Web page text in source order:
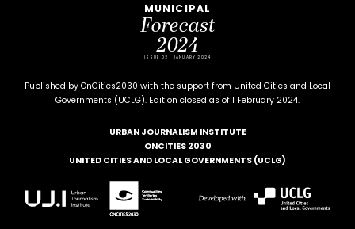
MUNICIPAL
Forecast
2024
ISSUE 02 | JANUARY 2024
Published by OnCities2030 with the support from United Cities and Local
Governments (UCLG). Edition closed as of 1 February 2024.
URBAN JOURNALISM INSTITUTE
ONCITIES 2030
UNITED CITIES AND LOCAL GOVERNMENTS (UCLG)